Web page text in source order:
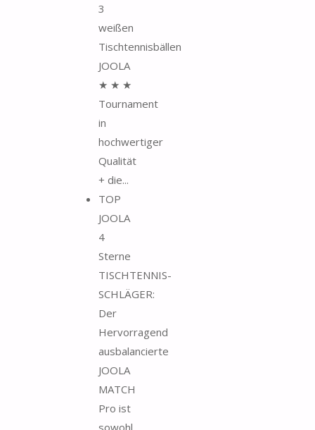
3
weißen
Tischtennisbällen
JOOLA
★ ★ ★
Tournament
in
hochwertiger
Qualität
+ die...
TOP
JOOLA
4
Sterne
TISCHTENNIS-
SCHLÄGER:
Der
Hervorragend
ausbalancierte
JOOLA
MATCH
Pro ist
sowohl